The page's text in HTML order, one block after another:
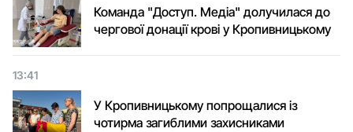
Команда "Доступ. Медіа" долучилася до
чергової донації крові у Кропивницькому
13:41
У Кропивницькому попрощалися із
чотирма загиблими захисниками